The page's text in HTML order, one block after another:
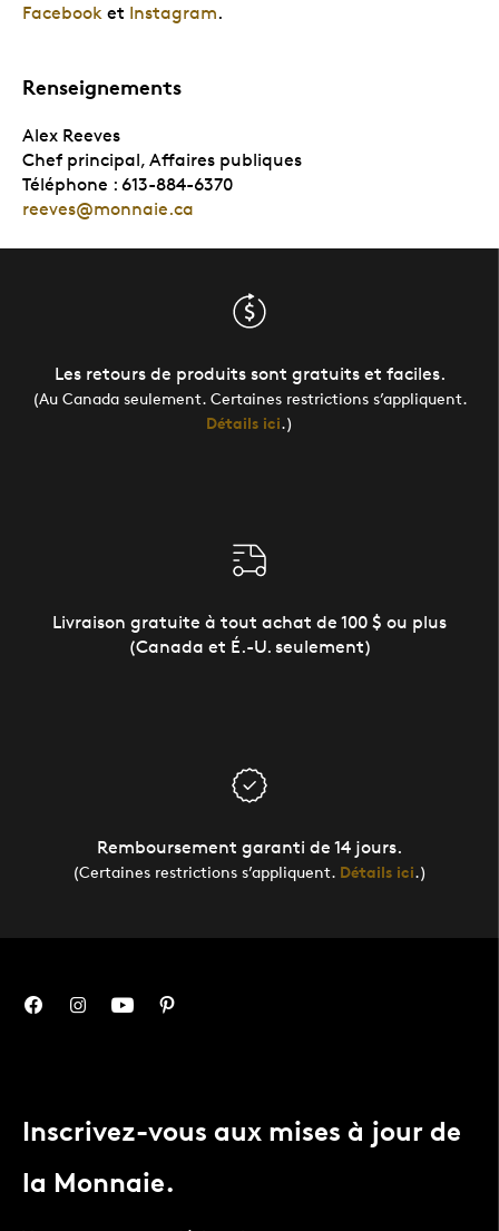
Facebook et Instagram.
Renseignements
Alex Reeves
Chef principal, Affaires publiques
Téléphone : 613-884-6370
reeves@monnaie.ca
Les retours de produits sont gratuits et faciles.
(Au Canada seulement. Certaines restrictions s’appliquent.
Détails ici.)
Livraison gratuite à tout achat de 100 $ ou plus
(Canada et É.-U. seulement)
Remboursement garanti de 14 jours.
(Certaines restrictions s’appliquent. Détails ici.)
Inscrivez-vous aux mises à jour de
la Monnaie.